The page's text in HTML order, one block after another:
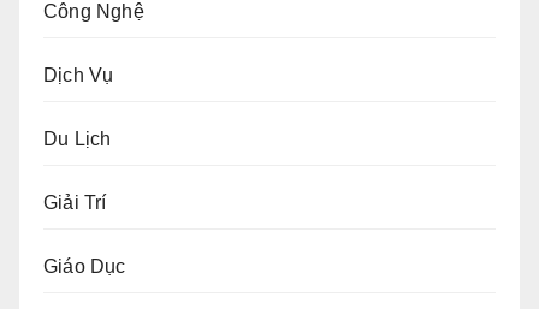
Công Nghệ
Dịch Vụ
Du Lịch
Giải Trí
Giáo Dục